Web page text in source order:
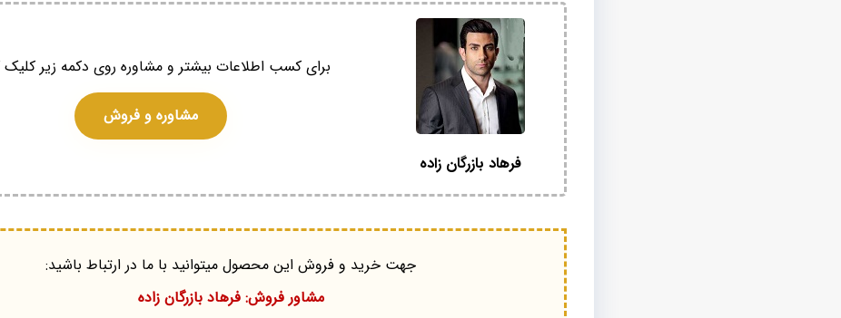
فرهاد بازرگان زاده
برای کسب اطلاعات بیشتر و مشاوره روی دکمه زیر کلیک
مشاوره و فروش
جهت خرید و فروش این محصول میتوانید با ما در ارتباط باشید:
مشاور فروش: فرهاد بازرگان زاده